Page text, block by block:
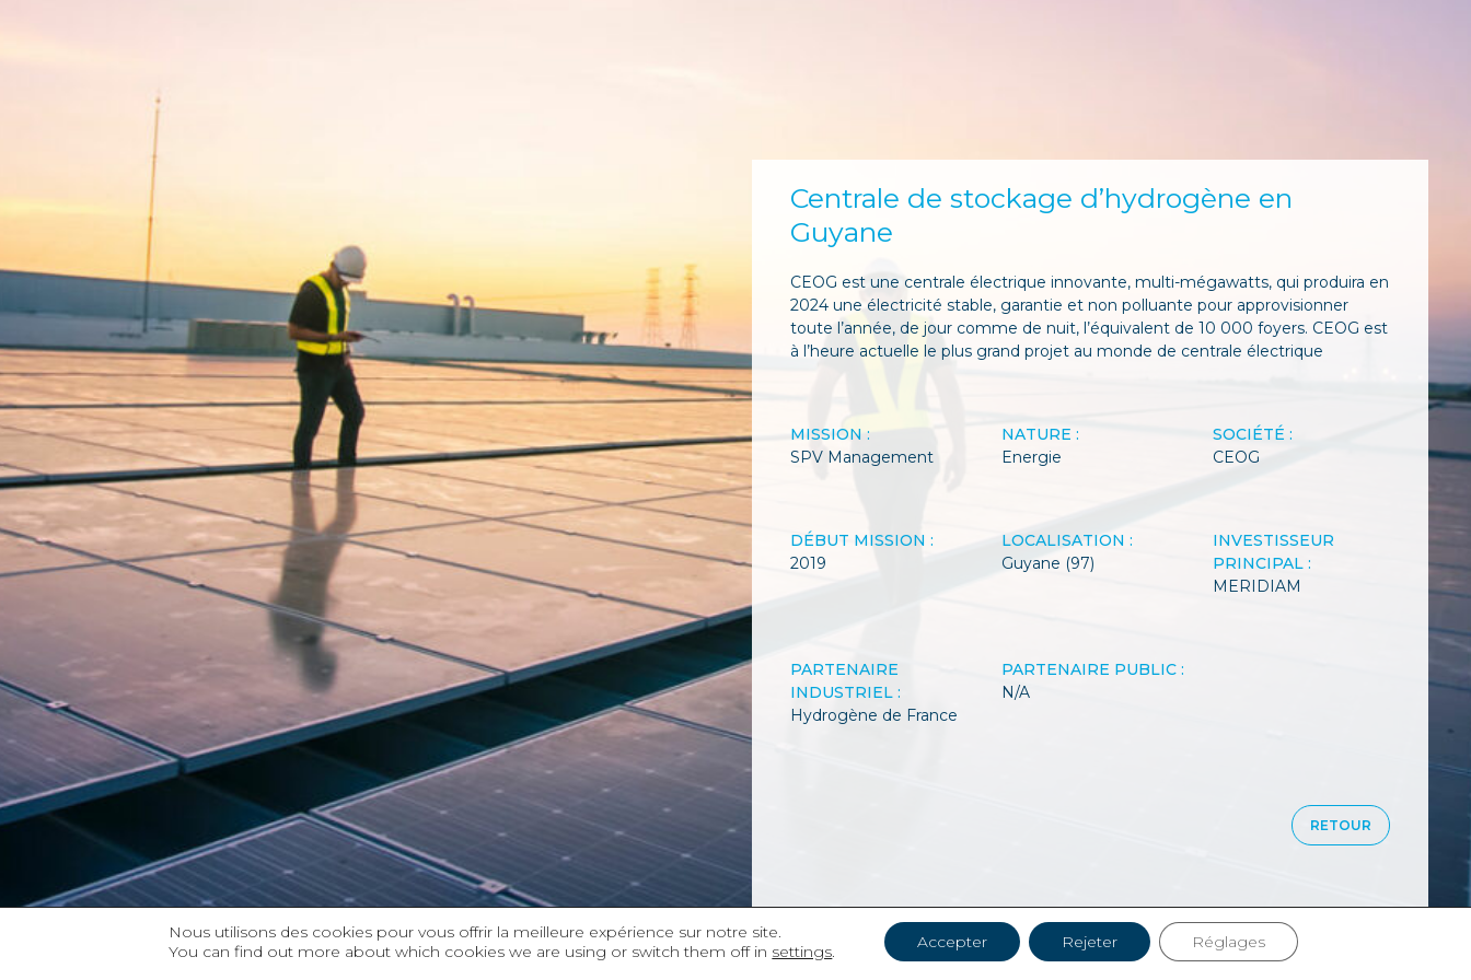
Centrale de stockage d’hydrogène en
Guyane
CEOG est une centrale électrique innovante, multi-mégawatts, qui produira en
2024 une électricité stable, garantie et non polluante pour approvisionner
toute l’année, de jour comme de nuit, l’équivalent de 10 000 foyers. CEOG est
à l’heure actuelle le plus grand projet au monde de centrale électrique
MISSION :
SPV Management
NATURE :
Energie
SOCIÉTÉ :
CEOG
DÉBUT MISSION :
2019
LOCALISATION :
Guyane (97)
INVESTISSEUR
PRINCIPAL :
MERIDIAM
PARTENAIRE
INDUSTRIEL :
Hydrogène de France
PARTENAIRE PUBLIC :
N/A
RETOUR
Nous utilisons des cookies pour vous offrir la meilleure expérience sur notre site.
You can find out more about which cookies we are using or switch them off in settings. Accepter Rejeter Réglages